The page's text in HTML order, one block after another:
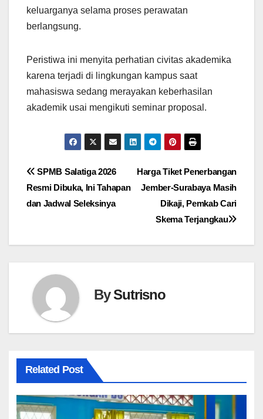
keluarganya selama proses perawatan
berlangsung.
Peristiwa ini menyita perhatian civitas akademika
karena terjadi di lingkungan kampus saat
mahasiswa sedang merayakan keberhasilan
akademik usai mengikuti seminar proposal.
Navigasi
pos
Harga Tiket Penerbangan
Jember-Surabaya Masih
Dikaji, Pemkab Cari
Skema Terjangkau
SPMB Salatiga 2026
Resmi Dibuka, Ini Tahapan
dan Jadwal Seleksinya
BySutrisno
Related Post